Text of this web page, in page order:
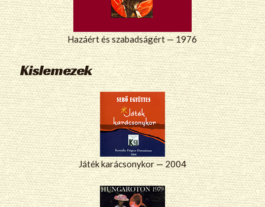
Hazáért és szabadságért — 1976
Kislemezek
Játék karácsonykor — 2004